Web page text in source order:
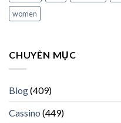
women
CHUYÊN MỤC
Blog(409)
Cassino (449)